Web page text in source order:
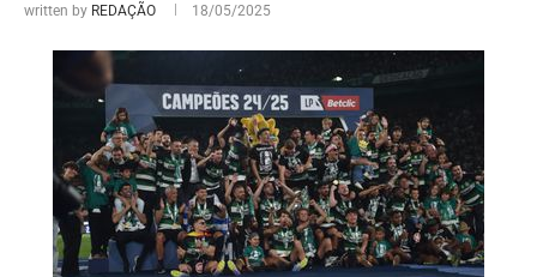
written by REDAÇÃO 18/05/2025